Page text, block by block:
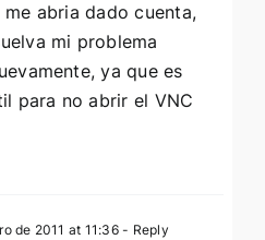
abria dado cuenta,
mi problema
ya que es
para no abrir el VNC
de 2011 at 11:36- Reply